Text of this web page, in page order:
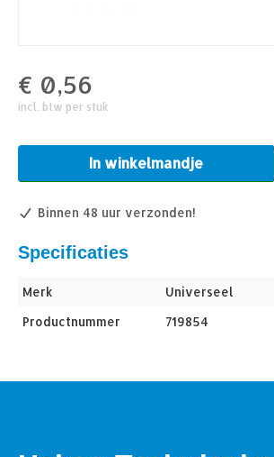
€ 0,56
incl. btw per stuk
In winkelmandje
Binnen 48 uur verzonden!
Specificaties
Merk
Universeel
Productnummer
719854